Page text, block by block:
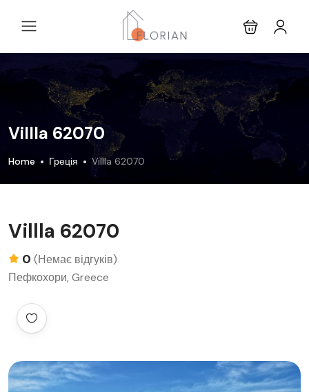
Villla 62070
Home Греція Villla 62070
Villla 62070
0 (Немає відгуків)
Пефкохори, Greece